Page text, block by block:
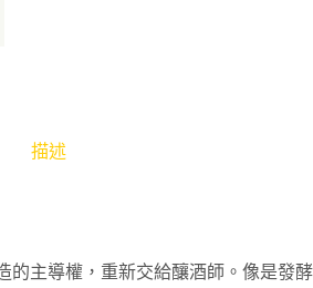
描述
主導權，重新交給釀酒師。像是發